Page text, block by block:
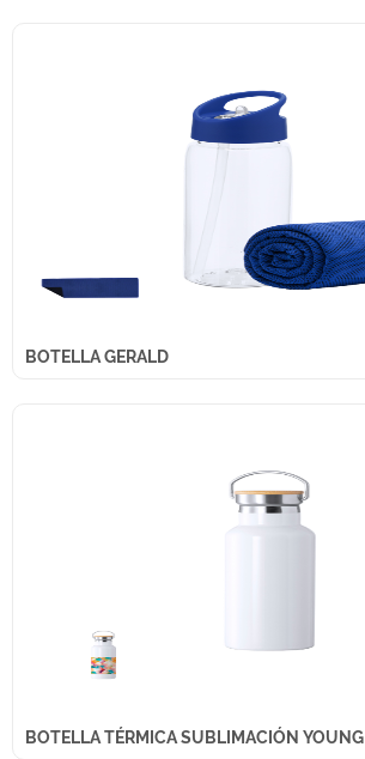
BOTELLA GERALD
BOTELLA TÉRMICA SUBLIMACIÓN YOUNG